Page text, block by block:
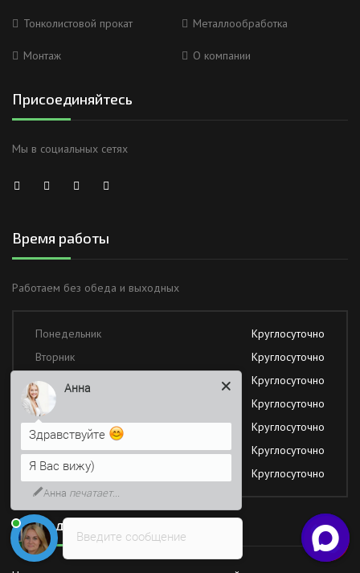
Тонколистовой прокат Металлообработка
Монтаж О компании
Присоединяйтесь
Мы в социальных сетях
Время работы
Работаем без обеда и выходных
Понедельник
Круглосуточно
Вторник
Круглосуточно
Среда
Круглосуточно
Четверг
Круглосуточно
Пятница
Круглосуточно
Суббота
Круглосуточно
Воскресение
Круглосуточно
Последние новости
Введите сообщение
Анна
Здравствуйте
Я Вас вижу)
Анна печатает...